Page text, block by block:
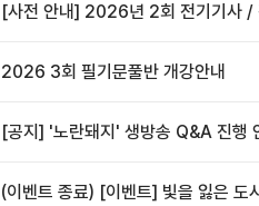
[사전 안내] 2026년 2회 전기기사 /
2026 3회 필기문풀반 개강안내
[공지] '노란돼지' 생방송 Q&A 진
(이벤트 종료) [이벤트] 빛을 잃은